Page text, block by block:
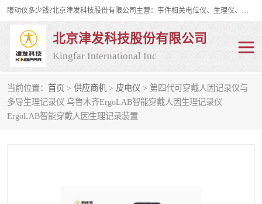
眼动仪多少钱?北京津发科技股份有限公司主营：事件相关电位仪、生理仪、肌电仪、脑电仪、皮电仪、眼动仪；是国家级高新技术企业、科技部认定的科技型中小企业和中关村高新技术企业，具备保密资格，具备自主进出口经营权；自主研发技术、产品与服务荣获多项省部级科学技术奖励、国家发明专利、国家软件著作权和省部级新技术新产品（服务）认证。
北京津发科技股份有限公司
Kingfar International Inc
当前位置： 首页 > 供应商机 > 皮电仪 > 第四代可穿戴人因记录仪与
多导生理记录仪 乌鲁木齐ErgoLAB智能穿戴人因生理记录仪
ErgoLAB智能穿戴人因生理记录装置
皮电仪 脑电仪